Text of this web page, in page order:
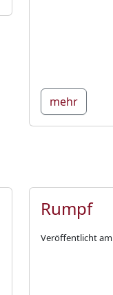
mehr
Rumpf
Veröffentlicht am